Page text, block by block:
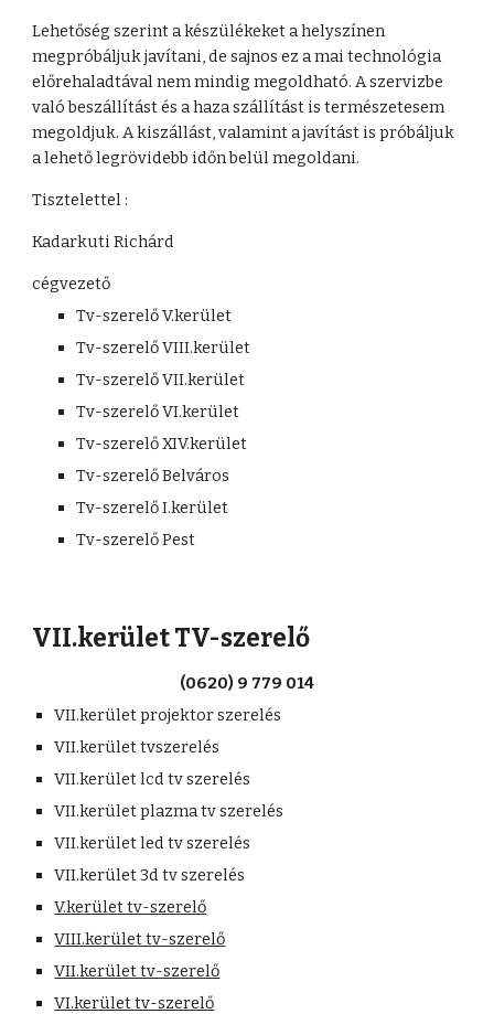
Lehetőség szerint a készülékeket a helyszínen
megpróbáljuk javítani, de sajnos ez a mai technológia
előrehaladtával nem mindig megoldható. A szervizbe
való beszállítást és a haza szállítást is természetesem
megoldjuk. A kiszállást, valamint a javítást is próbáljuk
a lehető legrövidebb időn belül megoldani.
Tisztelettel :
Kadarkuti Richárd
cégvezető
Tv-szerelő V.kerület
Tv-szerelő VIII.kerület
Tv-szerelő VII.kerület
Tv-szerelő VI.kerület
Tv-szerelő XIV.kerület
Tv-szerelő Belváros
Tv-szerelő I.kerület
Tv-szerelő Pest
VII.kerület TV-szerelő
(0620) 9 779 014
VII.kerület projektor szerelés
VII.kerület tvszerelés
VII.kerület lcd tv szerelés
VII.kerület plazma tv szerelés
VII.kerület led tv szerelés
VII.kerület 3d tv szerelés
V.kerület tv-szerelő
VIII.kerület tv-szerelő
VII.kerület tv-szerelő
VI.kerület tv-szerelő